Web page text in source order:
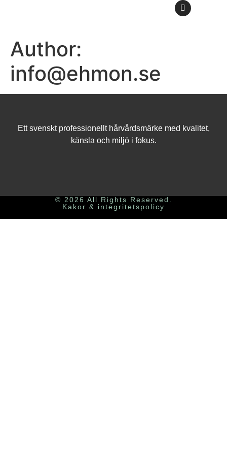
Author:
info@ehmon.se
Ett svenskt professionellt hårvårdsmärke med kvalitet,
känsla och miljö i fokus.
© 2026 All Rights Reserved.
Kakor & integritetspolicy